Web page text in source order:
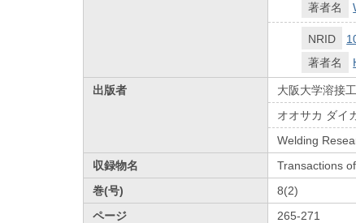
著者名
NRID
著者名
出版者
大阪大学溶接
オオサカ ダイ
Welding
収録物名
Transactions
巻(号)
8(2)
ページ
265-271